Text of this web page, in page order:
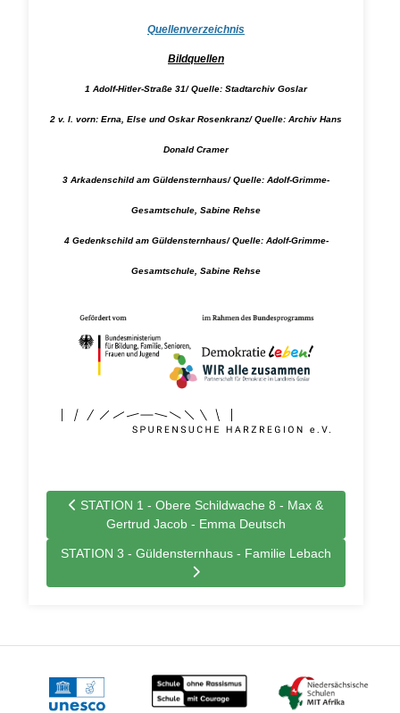
Quellenverzeichnis
Bildquellen
1 Adolf-Hitler-Straße 31/ Quelle: Stadtarchiv Goslar
2 v. l. vorn: Erna, Else und Oskar Rosenkranz/ Quelle: Archiv Hans
Donald Cramer
3 Arkadenschild am Güldensternhaus/ Quelle: Adolf-Grimme-
Gesamtschule, Sabine Rehse
4 Gedenkschild am Güldensternhaus/ Quelle: Adolf-Grimme-
Gesamtschule, Sabine Rehse
Vorheriger Beitrag: STATION 1 - Obere Schildwache 8 -
STATION 1 - Obere Schildwache 8 - Max &
Gertrud Jacob - Emma Deutsch
Nächster Beitrag: STATION 3 - Güldensternhaus - Familie
STATION 3 - Güldensternhaus - Familie Lebach